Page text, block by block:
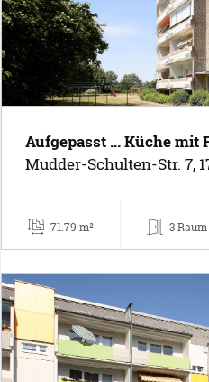
Aufgepasst ... Küche mit
Mudder-Schulten-Str. 7,
71.79 m² 3